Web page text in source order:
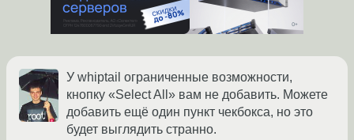
У whiptail ограниченные возможности,
кнопку «Select All» вам не добавить. Можете
добавить ещё один пункт чекбокса, но это
будет выглядить странно.